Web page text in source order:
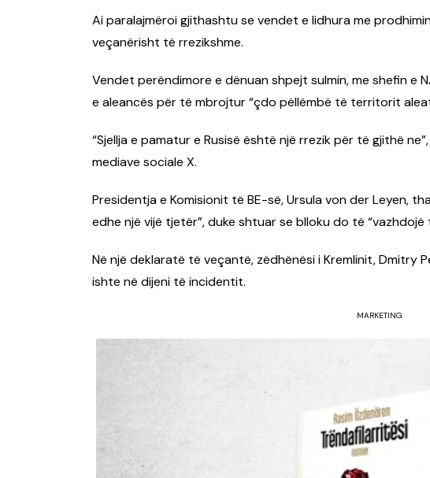
Ai paralajmëroi gjithashtu se vendet e lidhura me
veçanërisht të rrezikshme.
Vendet perëndimore e dënuan shpejt sulmin, me shefin e
e aleancës për të mbrojtur “çdo pëllëmbë të territorit
“Sjellja e pamatur e Rusisë është një rrezik për të gjithë
mediave sociale X.
Presidentja e Komisionit të BE-së, Ursula von der Leyen,
edhe një vijë tjetër”, duke shtuar se blloku do të “vazhdojë
Në një deklaratë të veçantë, zëdhënësi i Kremlinit, Dmitry
ishte në dijeni të incidentit.
MARKETING